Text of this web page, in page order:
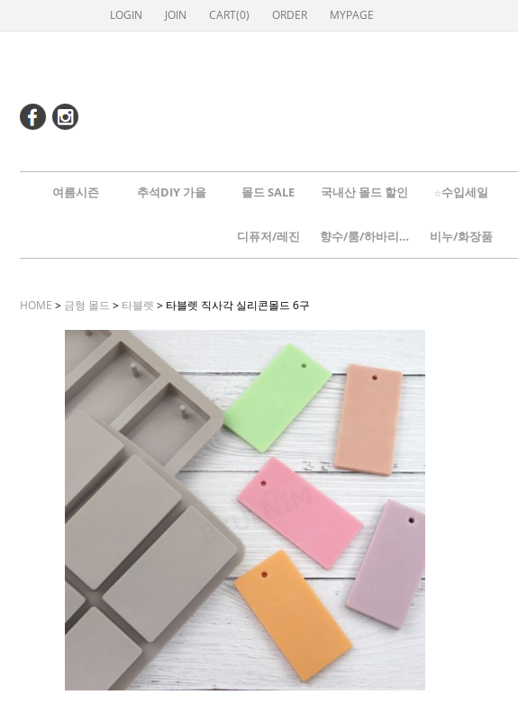
LOGIN JOIN CART(0) ORDER MYPAGE
여름시즌 추석DIY 가을 몰드 SALE 국내산 몰드 할인 ☆수입세일
디퓨저/레진 향수/룸/하바리움 비누/화장품
HOME > 금형 몰드 > 타블렛 > 타블렛 직사각 실리콘몰드 6구